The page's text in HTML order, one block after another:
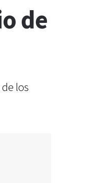
de
los